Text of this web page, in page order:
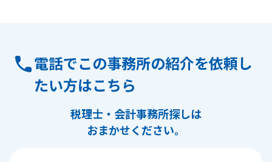
電話でこの事務所の紹介を依頼し
たい方はこちら
税理士・会計事務所探しは
おまかせください。